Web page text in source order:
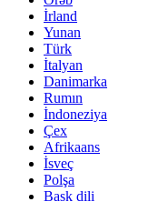
İrland
Yunan
Türk
İtalyan
Danimarka
Rumın
İndoneziya
Çex
Afrikaans
İsveç
Polşa
Bask dili